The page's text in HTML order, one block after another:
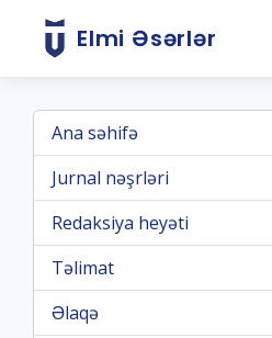
Elmi Əsərlər
Ana səhifə
Jurnal nəşrləri
Redaksiya heyəti
Təlimat
Əlaqə